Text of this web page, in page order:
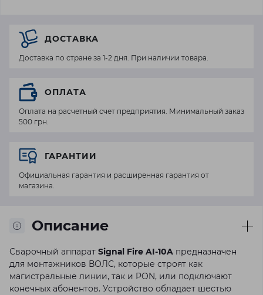
Описание
Сварочный аппарат Signаl Fire AI-10A предназначен
для монтажников ВОЛС, которые строят как
магистральные линии, так и PON, или подключают
конечных абонентов. Устройство обладает шестью
ДОСТАВКА
Доставка по стране за 1-2 дня. При наличии товара.
ОПЛАТА
Оплата на расчетный счет предприятия. Минимальный заказ
500 грн.
ГАРАНТИИ
Официальная гарантия и расширенная гарантия от
магазина.